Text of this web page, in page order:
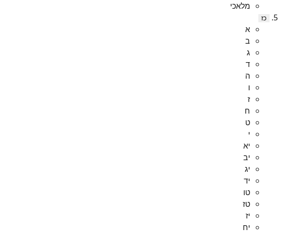
מלאכי
כז
א
ב
ג
ד
ה
ו
ז
ח
ט
י
יא
יב
יג
יד
טו
טז
יז
יח